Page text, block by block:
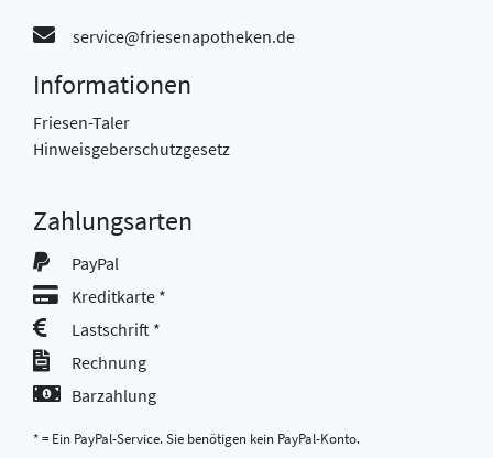
service@friesenapotheken.de
Informationen
Friesen-Taler
Hinweisgeberschutzgesetz
Zahlungsarten
PayPal
Kreditkarte *
Lastschrift *
Rechnung
Barzahlung
* = Ein PayPal-Service. Sie benötigen kein PayPal-Konto.